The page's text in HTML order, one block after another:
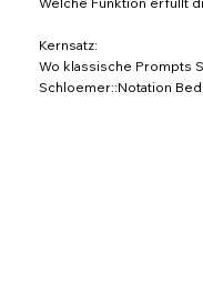
Kernsatz:
Wo klassische Prompts
Schloemer::Notation